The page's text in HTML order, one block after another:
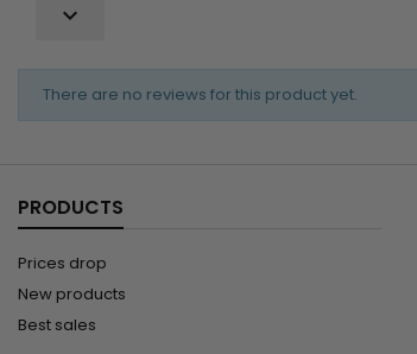

There are no reviews for this product yet.
PRODUCTS
Prices drop
New products
Best sales